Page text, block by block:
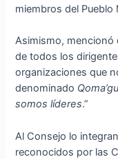
miembros del Pueblo
Asimismo, mencionó
de todos los
organizaciones que
denominado
somos líderes.”
Al Consejo lo
reconocidos por las